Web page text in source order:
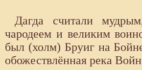
Дагда считали
чародеем и великим
был (холм) Бруиг на
обожествлённая река